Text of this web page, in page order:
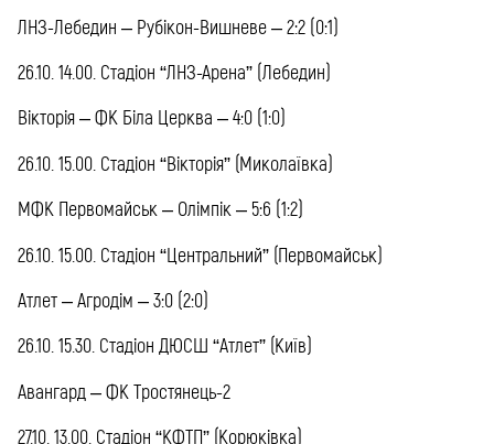
ЛНЗ-Лебедин – Рубікон-Вишневе – 2:2 (0:1)
26.10. 14.00. Стадіон “ЛНЗ-Арена” (Лебедин)
Вікторія – ФК Біла Церква – 4:0 (1:0)
26.10. 15.00. Стадіон “Вікторія” (Миколаївка)
МФК Первомайськ – Олімпік – 5:6 (1:2)
26.10. 15.00. Стадіон “Центральний” (Первомайськ)
Атлет – Агродім – 3:0 (2:0)
26.10. 15.30. Стадіон ДЮСШ “Атлет” (Київ)
Авангард – ФК Тростянець-2
27.10. 13.00. Стадіон “КФТП” (Корюківка)